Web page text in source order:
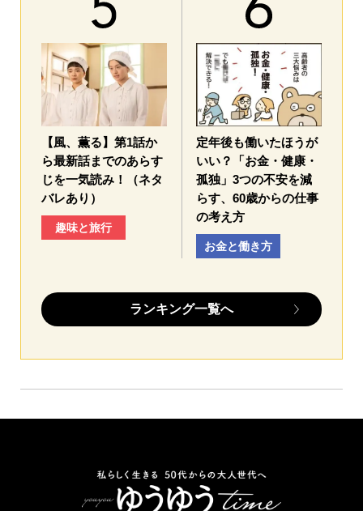
【風、薫る】第1話か
ら最新話までのあらす
じを一気読み！（ネタ
バレあり）
趣味と旅行
定年後も働いたほうが
いい？「お金・健康・
孤独」3つの不安を減
らす、60歳からの仕事
の考え方
お金と働き方
ランキング一覧へ